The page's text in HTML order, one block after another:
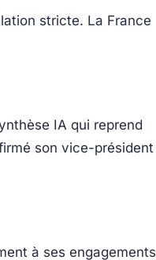
stricte. La France
IA qui reprend
son vice-président
à ses engagements